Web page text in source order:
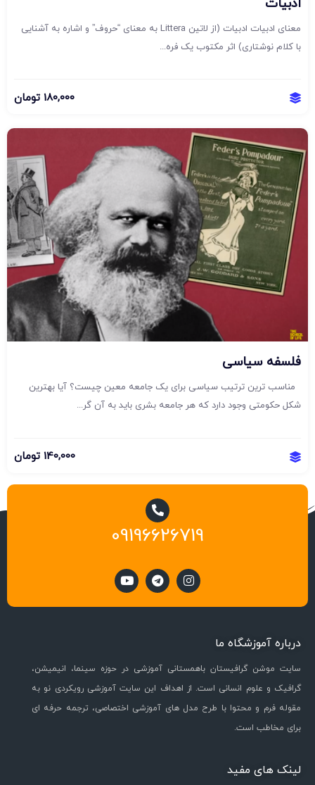
ادبیات
معنای ادبیات ادبیات (از لاتین Littera به معنای “حروف” و اشاره به آشنایی
با کلام نوشتاری) اثر مکتوب یک فره...
180,000 تومان
فلسفه سیاسی
مناسب ترین ترتیب سیاسی برای یک جامعه معین چیست؟ آیا بهترین
شکل حکومتی وجود دارد که هر جامعه بشری باید به آن گر...
140,000 تومان
09196626719
درباره آموزشگاه ما
سایت موشن گرافیستان باهمستانی آموزشی در حوزه سینما، انیمیشن،
گرافیک و علوم انسانی است. از اهداف این سایت آموزشی رویکردی نو به
مقوله فرم و محتوا با طرح مدل های آموزشی اختصاصی، ترجمه حرفه ای
برای مخاطب است.
لینک های مفید